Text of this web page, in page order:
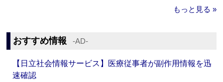
もっと見る »
おすすめ情報 ‐AD‐
【日立社会情報サービス】医療従事者が副作用情報を迅
速確認